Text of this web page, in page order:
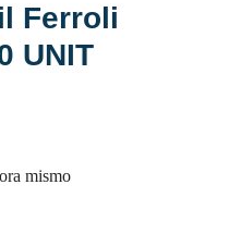
Ferroli
UNIT
mismo